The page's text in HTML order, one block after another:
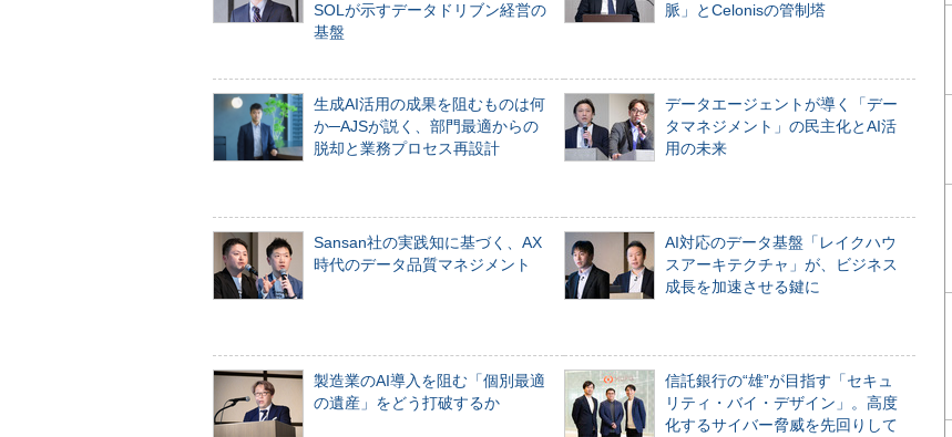
SOLが示すデータドリブン経営の
基盤
脈」とCelonisの管制塔
生成AI活用の成果を阻むものは何
か─AJSが説く、部門最適からの
脱却と業務プロセス再設計
データエージェントが導く「デー
タマネジメント」の民主化とAI活
用の未来
Sansan社の実践知に基づく、AX
時代のデータ品質マネジメント
AI対応のデータ基盤「レイクハウ
スアーキテクチャ」が、ビジネス
成長を加速させる鍵に
製造業のAI導入を阻む「個別最適
の遺産」をどう打破するか
信託銀行の“雄”が目指す「セキュ
リティ・バイ・デザイン」。高度
化するサイバー脅威を先回りして